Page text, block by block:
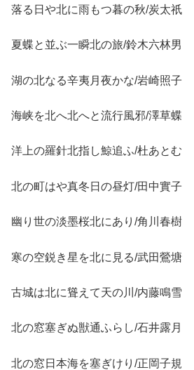
落る日や北に雨もつ暮の秋/炭太祇
夏蝶と並ぶ一瞬北の旅/鈴木六林男
湖の北なる辛夷月夜かな/岩崎照子
海峡を北へ北へと流行風邪/澤草蝶
洋上の羅針北指し鯨追ふ/杜あとむ
北の町はや真冬日の昼灯/田中實子
幽り世の淡墨桜北にあり/角川春樹
寒の空鋭き星を北に見る/武田鶯塘
古城は北に聳えて天の川/内藤鳴雪
北の窓塞ぎぬ獣通ふらし/石井露月
北の窓日本海を塞ぎけり/正岡子規